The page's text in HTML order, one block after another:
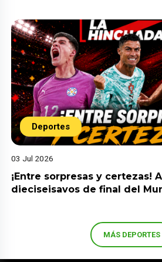
Deportes
03 Jul 2026
¡Entre sorpresas y certezas!
dieciseisavos de final del
MÁS DEPORTES